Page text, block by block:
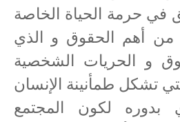
في حرمة الحياة الخاصة
أهم الحقوق و الذي
و الحريات الشخصية
تشكل طمأنينة الإنسان
بدوره لكون المجتمع